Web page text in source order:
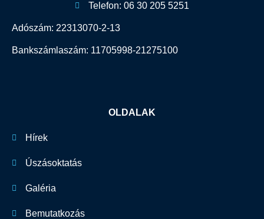
Telefon: 06 30 205 5251
Adószám: 22313070-2-13
Bankszámlaszám: 11705998-21275100
OLDALAK
Hírek
Úszásoktatás
Galéria
Bemutatkozás